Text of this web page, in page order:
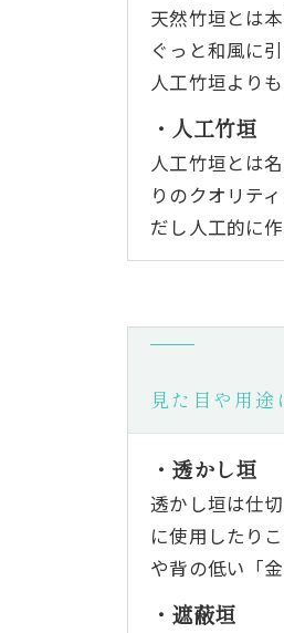
天然竹垣とは
ぐっと和風に
人工竹垣より
・人工竹垣
人工竹垣とは
りのクオリテ
だし人工的に
見た目や用途
・透かし垣
透かし垣は仕
に使用したり
や背の低い「
・遮蔽垣